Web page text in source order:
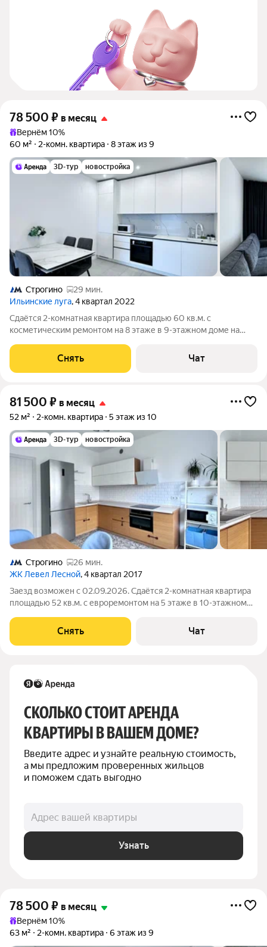
78 500 ₽ в месяц
Вернём 10%
60 м²
2-комн. квартира 8 этаж из 9
3D-тур новостройка
Строгино
29 мин.
Ильинские луга, 4 квартал 2022
Сдаётся 2-комнатная квартира площадью 60 кв.м. с
косметическим ремонтом на 8 этаже в 9-этажном доме на
Стиральная машина Холодильник Посудомоечная машина
Кондиционер Микроволновка Дом
Снять Чат
81 500 ₽ в месяц
52 м² 2-комн. квартира 5 этаж из 10
3D-тур новостройка
Строгино
26 мин.
ЖК Левел Лесной, 4 квартал 2017
Заезд возможен с 02.09.2026. Сдаётся 2-комнатная квартира
площадью 52 кв.м. с евроремонтом на 5 этаже в 10-этажном
Пылесос Дом -
Снять Чат
СКОЛЬКО СТОИТ АРЕНДА
КВАРТИРЫ В ВАШЕМ ДОМЕ?
Введите адрес и узнайте реальную стоимость,
а мы предложим проверенных жильцов
и поможем сдать выгодно
Адрес вашей квартиры
Узнать
78 500 ₽ в месяц
Вернём 10%
63 м²
2-комн. квартира 6 этаж из 9